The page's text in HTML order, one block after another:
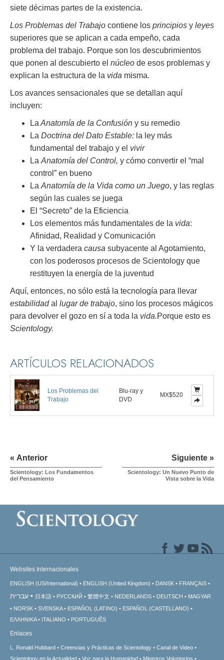
siete décimas partes de la existencia.
Los Problemas del Trabajo contiene los principios y leyes
superiores que se aplican a cada empeño, cada
problema del trabajo. Porque son los descubrimientos
que ponen al descubierto el núcleo de esos problemas y
explican la estructura de la vida misma.
Los avances sensacionales que se detallan aquí
incluyen:
La Anatomía de la Confusión y su remedio
La Doctrina del Dato Estable: la ley más
fundamental del trabajo y el vivir
La Anatomía del Control, y cómo convertir el “mal
control” en bueno
La Anatomía de la Vida como un Juego, y las reglas
según las cuales se juega
El “Secreto” de la Eficiencia
Los elementos más fundamentales de la vida:
Afinidad, Realidad y Comunicación
Y la verdadera causa subyacente al Agotamiento,
con los poderosos procesos de Scientology que
restituyen la energía de la juventud
Aquí, entonces, no sólo está la tecnología para llevar
estabilidadal lugar de trabajo, sino los procesos mágicos
para devolver el gozo en sí a toda la vida.Porque esto es
Scientology.
ARTÍCULOS RELACIONADOS
Los Problemas del
Trabajo
Blu-ray y
DVD
MX$520
« Anterior
Scientology: Los Fundamentos
del Pensamiento
Siguiente »
Scientology: Un Nuevo Punto de
Vista sobre la Vida
Websites Internacionales
ENGLISH (US/International) ENGLISH (United Kingdom) DANSK FRANÇAIS
עברית 日本語 РУССКИЙ 繁體中文 NEDERLANDS DEUTSCH
MAGYAR
NORSK
SVENSKA ESPAÑOL (LATINO)
ESPAÑOL (CASTELLANO)
ΕΛΛΗΝΙΚA
ITALIANO PORTUGUÊS
Enlaces
L. Ronald Hubbard Creencias y Prácticas de Scientology
Canal de Video
Scientology en la Actualidad
Voz para la Humanidad Ministros Voluntarios